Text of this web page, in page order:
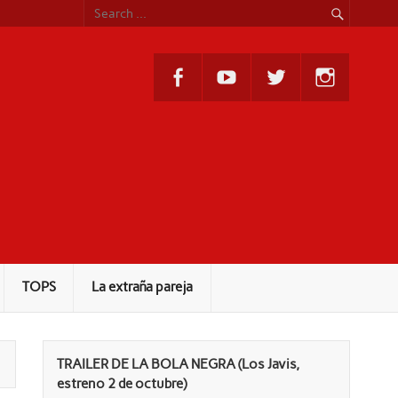
TOPS La extraña pareja
TRAILER DE LA BOLA NEGRA (Los Javis,
estreno 2 de octubre)